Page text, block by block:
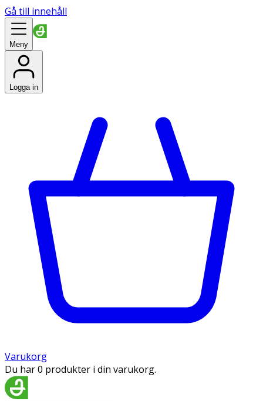
Gå till innehåll
Meny
Logga in
Varukorg
Du har 0 produkter i din varukorg.